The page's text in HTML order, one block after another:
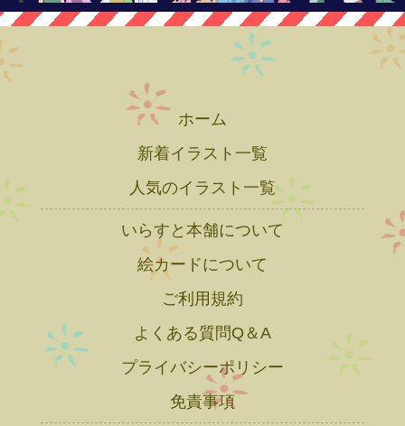
ホーム
新着イラスト一覧
人気のイラスト一覧
いらすと本舗について
絵カードについて
ご利用規約
よくある質問Q＆A
プライバシーポリシー
免責事項